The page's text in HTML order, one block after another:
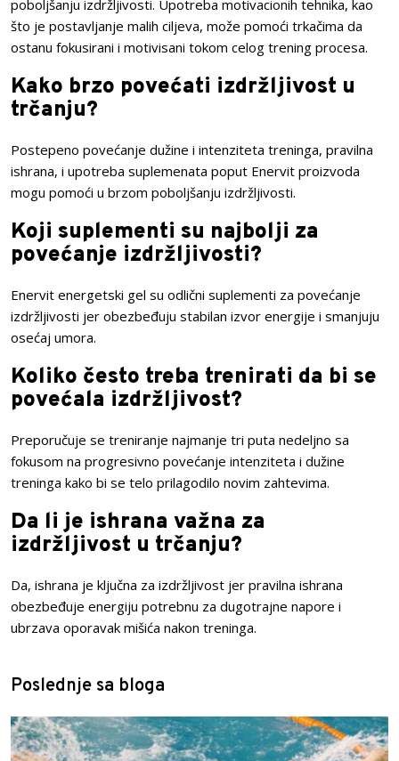
poboljšanju izdržljivosti. Upotreba motivacionih tehnika, kao
što je postavljanje malih ciljeva, može pomoći trkačima da
ostanu fokusirani i motivisani tokom celog trening procesa.
Kako brzo povećati izdržljivost u
trčanju?
Postepeno povećanje dužine i intenziteta treninga, pravilna
ishrana, i upotreba suplemenata poput Enervit proizvoda
mogu pomoći u brzom poboljšanju izdržljivosti.
Koji suplementi su najbolji za
povećanje izdržljivosti?
Enervit energetski gel su odlični suplementi za povećanje
izdržljivosti jer obezbeđuju stabilan izvor energije i smanjuju
osećaj umora.
Koliko često treba trenirati da bi se
povećala izdržljivost?
Preporučuje se treniranje najmanje tri puta nedeljno sa
fokusom na progresivno povećanje intenziteta i dužine
treninga kako bi se telo prilagodilo novim zahtevima.
Da li je ishrana važna za
izdržljivost u trčanju?
Da, ishrana je ključna za izdržljivost jer pravilna ishrana
obezbeđuje energiju potrebnu za dugotrajne napore i
ubrzava oporavak mišića nakon treninga.
Poslednje sa bloga